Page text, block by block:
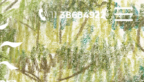
1138684922